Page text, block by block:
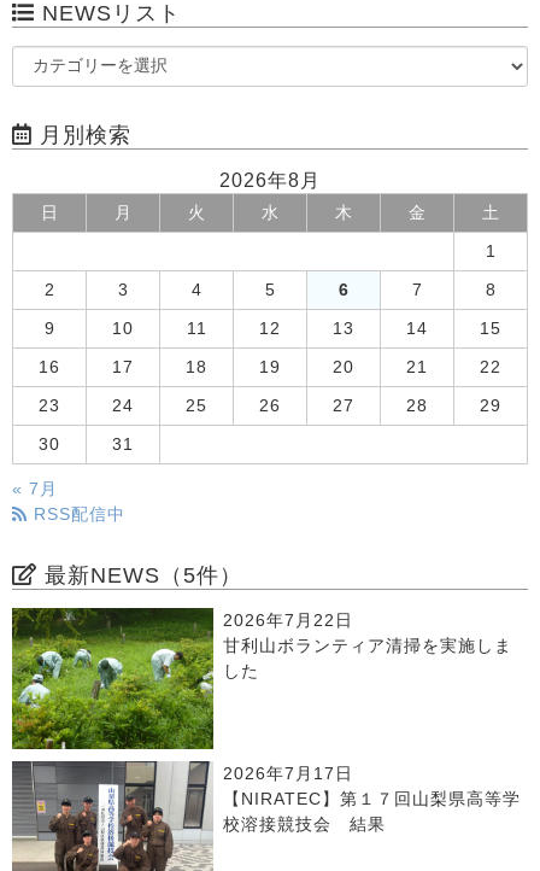
NEWSリスト
月別検索
2026年8月
日 月 火 水 木 金 土
1
2 3 4 5 6 7 8
9 10 11 12 13 14 15
16 17 18 19 20 21 22
23 24 25 26 27 28 29
30 31
« 7月
RSS配信中
最新NEWS（5件）
2026年7月22日
甘利山ボランティア清掃を実施しま
した
2026年7月17日
【NIRATEC】第１７回山梨県高等学
校溶接競技会 結果